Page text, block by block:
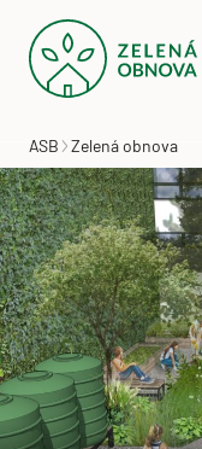
ASB Zelená obnova